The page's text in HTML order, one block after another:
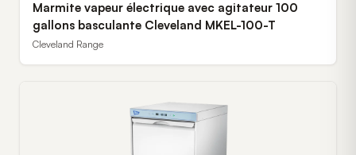
Marmite vapeur électrique avec agitateur 100
gallons basculante Cleveland MKEL-100-T
Cleveland Range